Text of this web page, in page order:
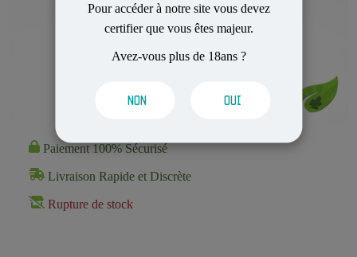
Pour accéder à notre site vous devez
certifier que vous êtes majeur.
Avez-vous plus de 18ans ?
NON OUI
Paiement 100% Sécurisé
Livraison Rapide et Discrète
Rupture de stock